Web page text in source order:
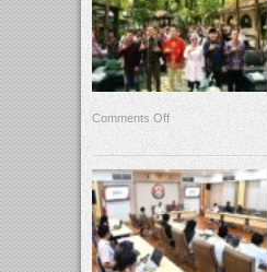
Comments Off